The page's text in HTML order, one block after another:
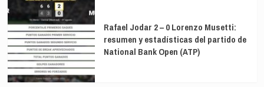
Rafael Jodar 2 – 0 Lorenzo Musetti:
resumen y estadísticas del partido de
National Bank Open (ATP)